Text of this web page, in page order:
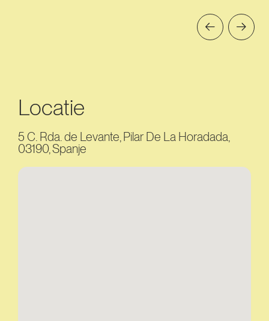
Locatie
5 C. Rda. de Levante, Pilar De La Horadada,
03190, Spanje